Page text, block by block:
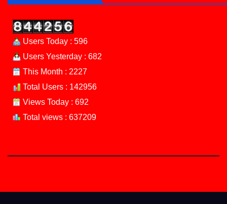
Users Today : 596
Users Yesterday : 682
This Month : 2227
Total Users : 142956
Views Today : 692
Total views : 637209